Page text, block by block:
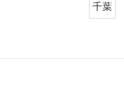
千葉